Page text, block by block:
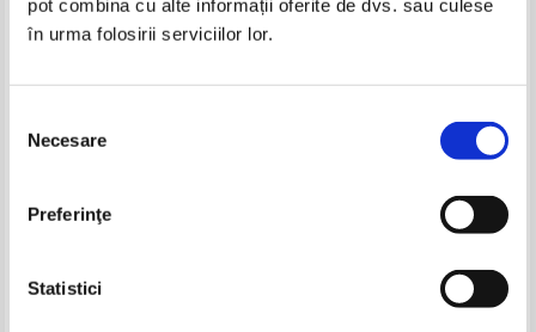
pot combina cu alte informații oferite de dvs. sau culese
în urma folosirii serviciilor lor.
consimțământului
Necesare
Preferinţe
Statistici
Pret:30,00Lei 21,00 Lei
Academiei Romane 1866-2003.
-30%